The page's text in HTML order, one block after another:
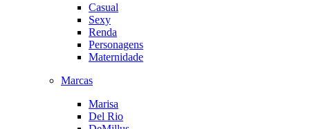
Casual
Sexy
Renda
Personagens
Maternidade
Marcas
Marisa
Del Rio